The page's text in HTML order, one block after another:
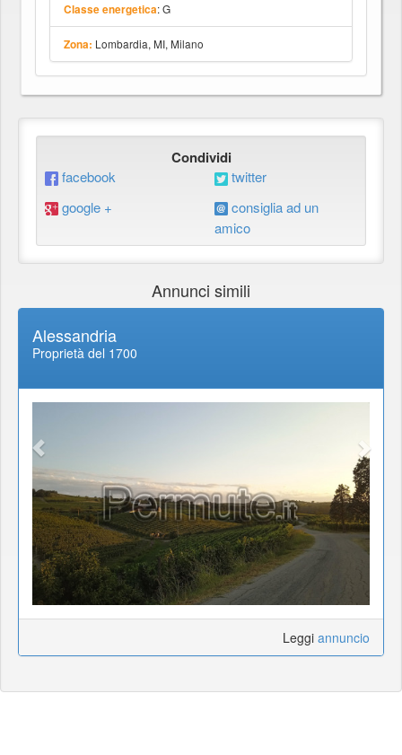
Classe energetica: G
Zona: Lombardia, MI, Milano
Condividi
facebook
twitter
google +
consiglia ad un
amico
Annunci simili
Alessandria
Proprietà del 1700
Leggi annuncio